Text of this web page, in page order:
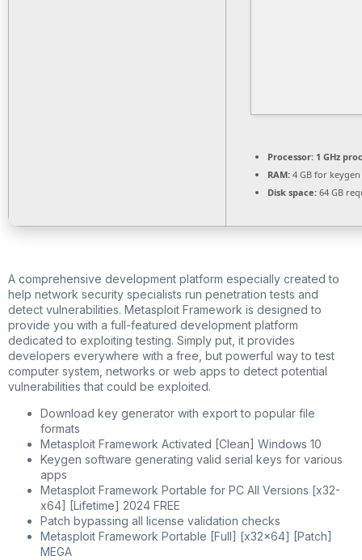
Processor: 1 GHz
RAM: 4 GB for keygen
Disk space: 64 GB
A comprehensive development platform especially created to
help network security specialists run penetration tests and
detect vulnerabilities. Metasploit Framework is designed to
provide you with a full-featured development platform
dedicated to exploiting testing. Simply put, it provides
developers everywhere with a free, but powerful way to test
computer system, networks or web apps to detect potential
vulnerabilities that could be exploited.
Download key generator with export to popular file
formats
Metasploit Framework Activated [Clean] Windows 10
Keygen software generating valid serial keys for various
apps
Metasploit Framework Portable for PC All Versions [x32-
x64] [Lifetime] 2024 FREE
Patch bypassing all license validation checks
Metasploit Framework Portable [Full] [x32x64] [Patch]
MEGA